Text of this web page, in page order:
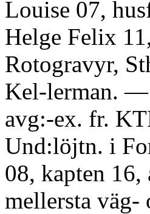
Louise 07,
Helge Felix
Rotogravyr,
Kel-lerman. —
avg:-ex. fr.
Und:löjtn. i
08, kapten
mellersta väg-